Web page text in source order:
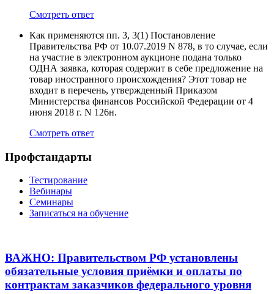
Смотреть ответ
Как применяются пп. 3, 3(1) Постановление
Правительства РФ от 10.07.2019 N 878, в то случае, если
на участие в электронном аукционе подана только
ОДНА заявка, которая содержит в себе предложение на
товар иностранного происхождения? Этот товар не
входит в перечень, утвержденный Приказом
Министерства финансов Российской Федерации от 4
июня 2018 г. N 126н.
Смотреть ответ
Профстандарты
Тестирование
Вебинары
Семинары
Записаться на обучение
ВАЖНО: Правительством РФ установлены
обязательные условия приёмки и оплаты по
контрактам заказчиков федерального уровня